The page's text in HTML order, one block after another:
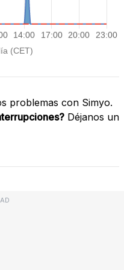
problemas con Simyo.
Déjanos un